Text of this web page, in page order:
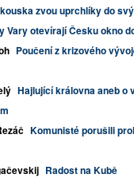
zvou uprchlíky do
Vary otevírají Česku okno
Poučení z krizového
Hajlující královna aneb o
Komunisté porušili
Radost na Kubě